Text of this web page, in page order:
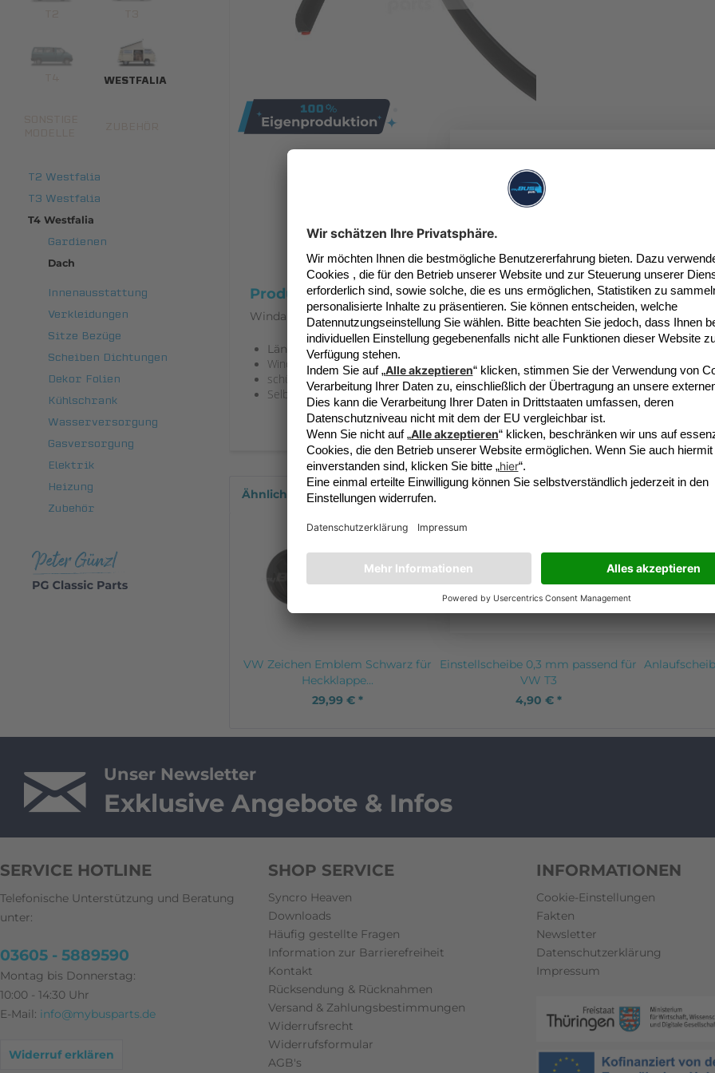
WESTFALIA
T2 Westfalia
T3 Westfalia
T4 Westfalia
Gardienen
Dach
Innenausstattung
Verkleidungen
Sitze Bezüge
Scheiben Dichtungen
Dekor Folien
Kühlschrank
Wasserversorgung
Gasversorgung
Elektrik
Heizung
Zubehör
Produktinformationen
Windabweiser für Aufstelldach passend für VW T4 Westfalia
Länge ca. 1,60m - muß ggf. werkstattmäßig gekürzt werden
Windabweiser zum Aufkleben auf dem Fahrzeugdach
schützt das Aufstelldachvor Wind und Regen und natürlich vor Schmutz
Selbstklebend
Ähnliche Artikel Kunden kauften auch
VW Zeichen Emblem Schwarz für
Heckklappe...
29,99 € *
Einstellscheibe 0,3 mm passend für
VW T3
4,90 € *
Unser Newsletter
Exklusive Angebote & Infos
SERVICE HOTLINE
Telefonische Unterstützung und Beratung
unter:
03605 - 5889590
Montag bis Donnerstag:
10:00 - 14:30 Uhr
E-Mail: info@mybusparts.de
Widerruf erklären
SHOP SERVICE
Syncro Heaven
Downloads
Häufig gestellte Fragen
Information zur Barrierefreiheit
Kontakt
Rücksendung & Rücknahmen
Versand & Zahlungsbestimmungen
Widerrufsrecht
Widerrufsformular
AGB's
INFORMATIONEN
Cookie-Einstellungen
Fakten
Newsletter
Datenschutzerklärung
Impressum
für
Für eine kleine Überraschung per